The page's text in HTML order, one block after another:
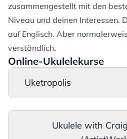
zusammengestellt mit den
Niveau und deinen Interessen.
auf Englisch. Aber
verständlich.
Online-Ukulelekurse
Uketropolis
Einsteigen mit dem
Ukulele with